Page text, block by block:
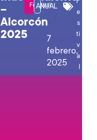
–
Alcorcón
2025
Festival
ANUAL
7
febrero,
2025
e
s
ti
v
a